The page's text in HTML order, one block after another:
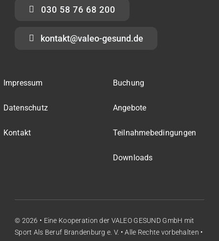
030 58 76 68 200
kontakt@valeo-gesund.de
Impressum
Datenschutz
Kontakt
Buchung
Angebote
Teilnahmebedingungen
Downloads
© 2026 • Eine Kooperation der VALEO GESUND GmbH mit
Sport Als Beruf Brandenburg e. V. • Alle Rechte vorbehalten •